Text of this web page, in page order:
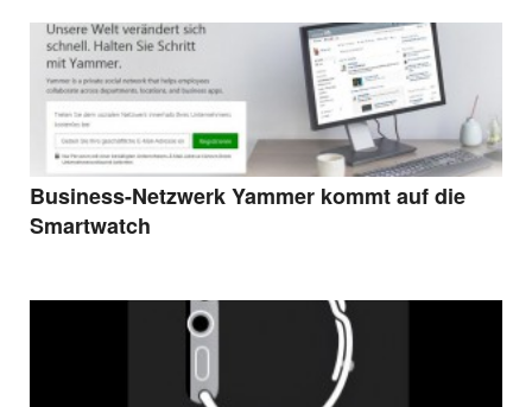
Business-Netzwerk Yammer kommt auf die
Smartwatch